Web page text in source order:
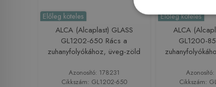
Előleg köteles
ALCA (Alcaplast) GLASS
GL1202-650 Rács a
zuhanyfolyókához, üveg-zöld
Azonosító: 178231
Cikkszám: GL1202-650
Előleg köteles
ALCA
GL1200-
Cikkszám: